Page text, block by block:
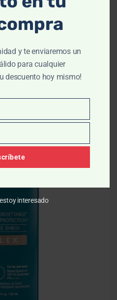
Solares
Invisible Stick SPF 50
y te enviaremos un
para cualquier
descuento hoy mismo!
interesado